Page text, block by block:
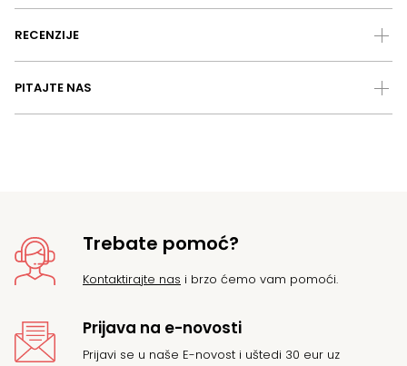
RECENZIJE
PITAJTE NAS
Trebate pomoć?
Kontaktirajte nas i brzo ćemo vam pomoći.
Prijava na e-novosti
Prijavi se u naše E-novost i uštedi 30 eur uz